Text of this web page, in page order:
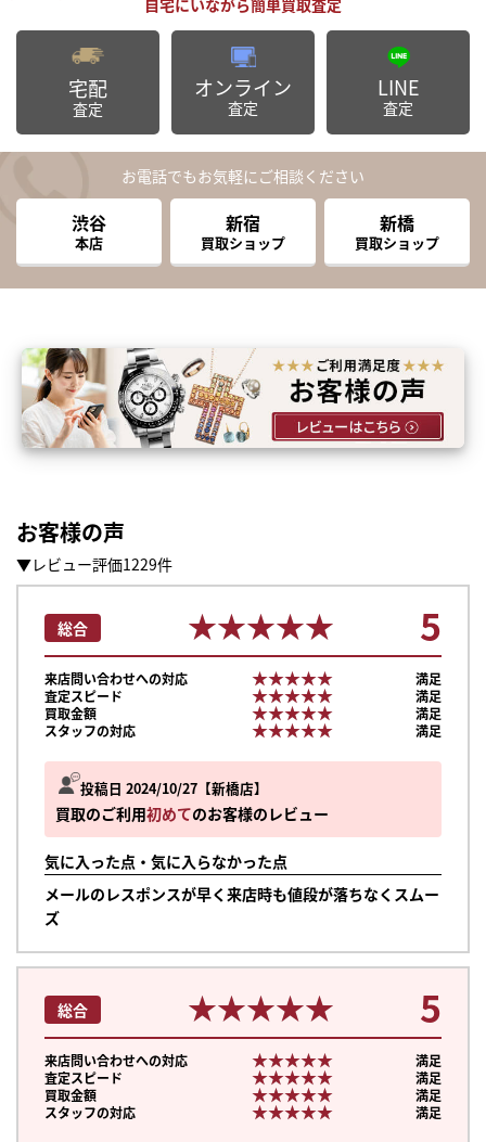
宅配
査定
オンライン
査定
LINE
査定
お電話でもお気軽にご相談ください
渋谷
本店
新宿
買取ショップ
新橋
買取ショップ
お客様の声
▼レビュー評価1229件
投稿日 2024/10/27 新橋店
買取のご利用初めてのお客様のレビュー
気に入った点・気に入らなかった点
メールのレスポンスが早く来店時も値段が落ちなくスムー
ズ
総合 ★★★★★
★★★★★ 5
来店問い合わせへの対応 ★★★★★
★★★★★
満足
査定スピード
★★★★★
★★★★★
満足
買取金額
★★★★★
★★★★★
満足
スタッフの対応
★★★★★
★★★★★ 満足
総合 ★★★★★
★★★★★ 5
来店問い合わせへの対応 ★★★★★
★★★★★
満足
査定スピード
★★★★★
★★★★★
満足
買取金額
★★★★★
★★★★★
満足
スタッフの対応
★★★★★
★★★★★ 満足